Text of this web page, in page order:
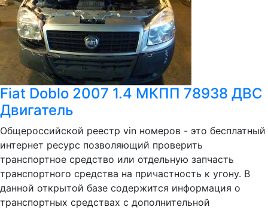
Fiat Doblo 2007 1.4 МКПП 78938 ДВС
Двигатель
Общероссийской реестр vin номеров - это бесплатный
интернет ресурс позволяющий проверить
транспортное средство или отдельную запчасть
транспортного средства на причастность к угону. В
данной открытой базе содержится информация о
транспортных средствах с дополнительной